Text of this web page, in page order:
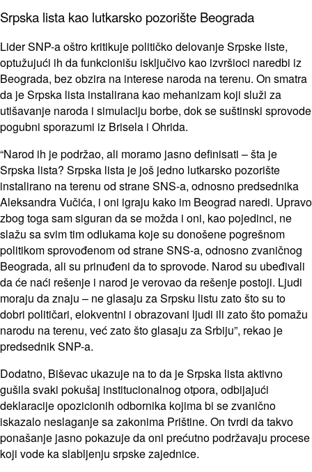
Srpska lista kao lutkarsko pozorište Beograda
Lider SNP-a oštro kritikuje političko delovanje Srpske liste,
optužujući ih da funkcionišu isključivo kao izvršioci naredbi iz
Beograda, bez obzira na interese naroda na terenu. On smatra
da je Srpska lista instalirana kao mehanizam koji služi za
utišavanje naroda i simulaciju borbe, dok se suštinski sprovode
pogubni sporazumi iz Brisela i Ohrida.
“Narod ih je podržao, ali moramo jasno definisati – šta je
Srpska lista? Srpska lista je još jedno lutkarsko pozorište
instalirano na terenu od strane SNS-a, odnosno predsednika
Aleksandra Vučića, i oni igraju kako im Beograd naredi. Upravo
zbog toga sam siguran da se možda i oni, kao pojedinci, ne
slažu sa svim tim odlukama koje su donošene pogrešnom
politikom sprovođenom od strane SNS-a, odnosno zvaničnog
Beograda, ali su prinuđeni da to sprovode. Narod su ubeđivali
da će naći rešenje i narod je verovao da rešenje postoji. Ljudi
moraju da znaju – ne glasaju za Srpsku listu zato što su to
dobri političari, elokventni i obrazovani ljudi ili zato što pomažu
narodu na terenu, već zato što glasaju za Srbiju”, rekao je
predsednik SNP-a.
Dodatno, Biševac ukazuje na to da je Srpska lista aktivno
gušila svaki pokušaj institucionalnog otpora, odbijajući
deklaracije opozicionih odbornika kojima bi se zvanično
iskazalo neslaganje sa zakonima Prištine. On tvrdi da takvo
ponašanje jasno pokazuje da oni prećutno podržavaju procese
koji vode ka slabljenju srpske zajednice.